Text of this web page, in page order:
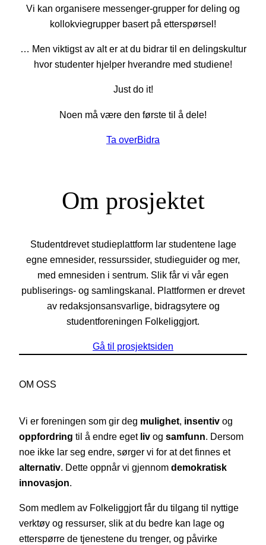
Vi kan organisere messenger-grupper for deling og
kollokviegrupper basert på etterspørsel!
… Men viktigst av alt er at du bidrar til en delingskultur
hvor studenter hjelper hverandre med studiene!
Just do it!
Noen må være den første til å dele!
Ta overBidra
Om prosjektet
Studentdrevet studieplattform lar studentene lage
egne emnesider, ressurssider, studieguider og mer,
med emnesiden i sentrum. Slik får vi vår egen
publiserings- og samlingskanal. Plattformen er drevet
av redaksjonsansvarlige, bidragsytere og
studentforeningen Folkeliggjort.
Gå til prosjektsiden
OM OSS
Vi er foreningen som gir deg mulighet, insentiv og
oppfordring til å endre eget liv og samfunn. Dersom
noe ikke lar seg endre, sørger vi for at det finnes et
alternativ. Dette oppnår vi gjennom demokratisk
innovasjon.
Som medlem av Folkeliggjort får du tilgang til nyttige
verktøy og ressurser, slik at du bedre kan lage og
etterspørre de tjenestene du trenger, og påvirke